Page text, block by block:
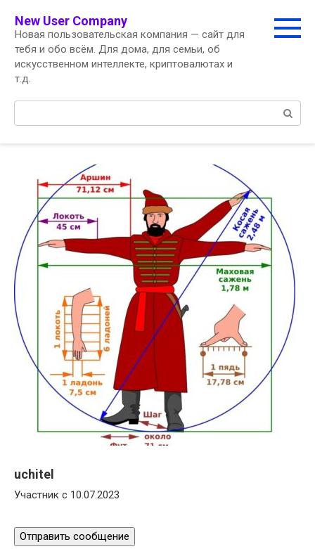
контенту
New User Company
Новая пользовательская компания — сайт для
тебя и обо всём. Для дома, для семьи, об
искусственном интеллекте, криптовалютах и
т.д.
Поиск:
uchitel
Участник с 10.07.2023
Отправить сообщение